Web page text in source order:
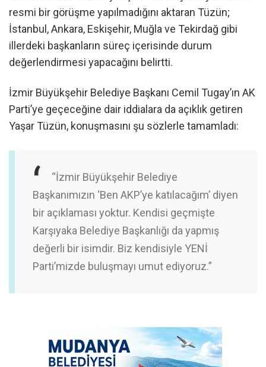
resmi bir görüşme yapılmadığını aktaran Tüzün;
İstanbul, Ankara, Eskişehir, Muğla ve Tekirdağ gibi
illerdeki başkanların süreç içerisinde durum
değerlendirmesi yapacağını belirtti.
İzmir Büyükşehir Belediye Başkanı Cemil Tugay’ın AK
Parti’ye geçeceğine dair iddialara da açıklık getiren
Yaşar Tüzün, konuşmasını şu sözlerle tamamladı:
“İzmir Büyükşehir Belediye
Başkanımızın ‘Ben AKP’ye katılacağım’ diyen
bir açıklaması yoktur. Kendisi geçmişte
Karşıyaka Belediye Başkanlığı da yapmış
değerli bir isimdir. Biz kendisiyle YENİ
Parti’mizde buluşmayı umut ediyoruz.”